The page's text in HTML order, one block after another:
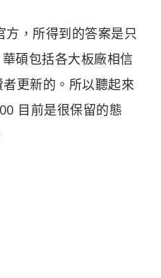
方，所得到的答案是只
碩包括各大板廠相信
更新的。所以聽起來
目前是很保留的態